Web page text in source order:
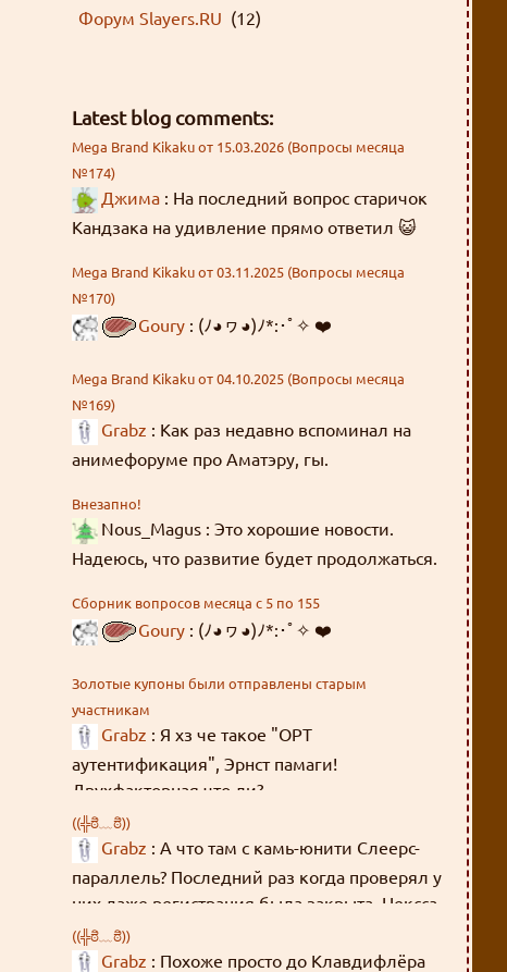
Форум Slayers.RU (12)
Latest blog comments:
Mega Brand Kikaku от 15.03.2026 (Вопросы месяца
№174)
Джима : На последний вопрос старичок
Кандзака на удивление прямо ответил 😺
Mega Brand Kikaku от 03.11.2025 (Вопросы месяца
№170)
Goury : (ﾉ◕ヮ◕)ﾉ*:･ﾟ✧ ❤️
Mega Brand Kikaku от 04.10.2025 (Вопросы месяца
№169)
Grabz : Как раз недавно вспоминал на
анимефоруме про Аматэру, гы.
Внезапно!
Nous_Magus : Это хорошие новости.
Надеюсь, что развитие будет продолжаться.
Сборник вопросов месяца с 5 по 155
Goury : (ﾉ◕ヮ◕)ﾉ*:･ﾟ✧ ❤️
Золотые купоны были отправлены старым
участникам
Grabz : Я хз че такое "OPT
аутентификация", Эрнст памаги!
Двухфакторная что ли?
((╬ಠิ﹏ಠิ))
Grabz : А что там с камь-юнити Слеерс-
параллель? Последний раз когда проверял у
них даже регистрация была закрыта. Нексса-
джахады там всякие, Мордейны, Розевиры,
где все эти люди были 8 лет?
((╬ಠิ﹏ಠิ))
Grabz : Похоже просто до Клавдифлёра